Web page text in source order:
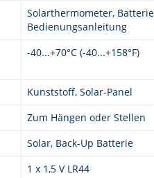
Solarthermometer,
Bedienungsanleitung
-40...+70°C (-40...+158°F)
Kunststoff, Solar-Panel
Zum Hängen oder Stellen
Solar, Back-Up Batterie
1 x 1,5 V LR44